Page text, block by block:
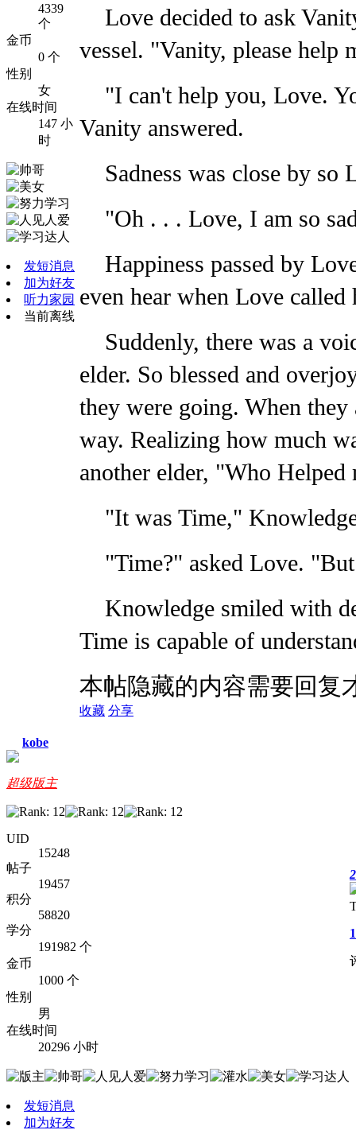
4339
个
金币
0 个
性别
女
在线时间
147 小
时
发短消息
加为好友
听力家园
当前离线
Love decided to ask
vessel. "Vanity, please help
"I can't help you, Love.
Vanity answered.
Sadness was close by
"Oh . . . Love, I am so
Happiness passed by
even hear when Love called
Suddenly, there was a
elder. So blessed and
they were going. When
way. Realizing how much
another elder, "Who Helped
"It was Time,"
"Time?" asked Love.
Knowledge smiled with
Time is capable of
本帖隐藏的内容需要回复
收藏 分享
kobe
超级版主
UID
15248
帖子
19457
积分
58820
学分
191982 个
金币
1000 个
性别
男
在线时间
20296 小时
发短消息
加为好友
2
1